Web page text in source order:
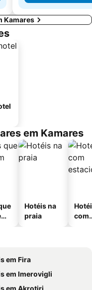
Kamares
em Kamares
Hotéis na
praia
com
em Fira
em Imerovigli
em Akrotiri